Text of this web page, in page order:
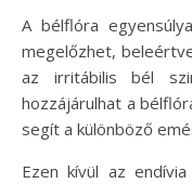
A bélflóra
megelőzhet,
az irritábilis bél
hozzájárulhat a
segít a különböző
Ezen kívül az